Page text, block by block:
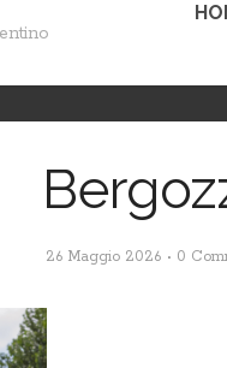
26 Maggio 2026 0